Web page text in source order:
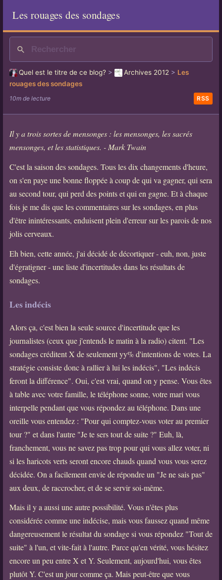
Les rouages des sondages
Quel est le titre de ce blog?> Archives 2012 > Les
rouages des sondages
10m de lecture RSS
Il y a trois sortes de mensonges : les mensonges, les sacrés
mensonges, et les statistiques. - Mark Twain
C'est la saison des sondages. Tous les dix changements d'heure,
on s'en paye une bonne floppée à coup de qui va gagner, qui sera
au second tour, qui perd des points et qui en gagne. Et à chaque
fois je me dis que les commentaires sur les sondages, en plus
d'être inintéressants, enduisent plein d'erreur sur les parois de nos
jolis cerveaux.
Eh bien, cette année, j'ai décidé de décortiquer - euh, non, juste
d'égratigner - une liste d'incertitudes dans les résultats de
sondages.
Les indécis
Alors ça, c'est bien la seule source d'incertitude que les
journalistes (ceux que j'entends le matin à la radio) citent. "Les
sondages créditent X de seulement yy% d'intentions de votes. La
stratégie consiste donc à rallier à lui les indécis", "Les indécis
feront la différence". Oui, c'est vrai, quand on y pense. Vous êtes
à table avec votre famille, le téléphone sonne, votre mari vous
interpelle pendant que vous répondez au téléphone. Dans une
oreille vous entendez : "Pour qui comptez-vous voter au premier
tour ?" et dans l'autre "Je te sers tout de suite ?" Euh, là,
franchement, vous ne savez pas trop pour qui vous allez voter, ni
si les haricots verts seront encore chauds quand vous vous serez
décidée. On a facilement envie de répondre un "Je ne sais pas"
aux deux, de raccrocher, et de se servir soi-même.
Mais il y a aussi une autre possibilité. Vous n'êtes plus
considérée comme une indécise, mais vous faussez quand même
dangereusement le résultat du sondage si vous répondez "Tout de
suite" à l'un, et vite-fait à l'autre. Parce qu'en vérité, vous hésitez
encore un peu entre X et Y. Seulement, aujourd'hui, vous êtes
plutôt Y. C'est un jour comme ça. Mais peut-être que vous